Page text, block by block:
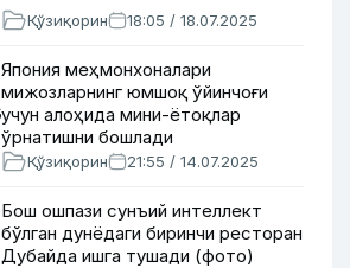
Қўзиқорин 18:05 / 18.07.2025
Япония меҳмонхоналари
мижозларнинг юмшоқ ўйинчоғи
учун алоҳида мини-ётоқлар
ўрнатишни бошлади
Қўзиқорин 21:55 / 14.07.2025
Бош ошпази сунъий интеллект
бўлган дунёдаги биринчи ресторан
Дубайда ишга тушади (фото)